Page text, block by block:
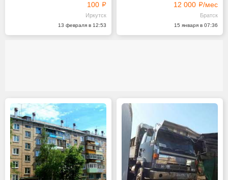
100
Иркутск
13 февраля в 12:53
12 000 /мес
Братск
15 января в 07:36